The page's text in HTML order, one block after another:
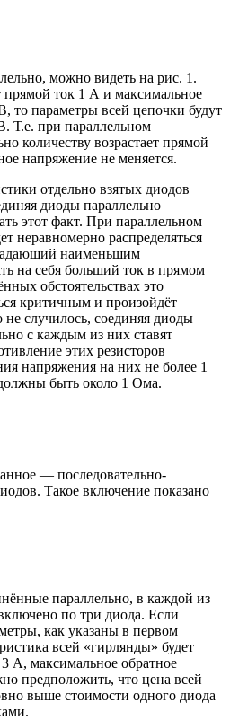
можно видеть на рис. 1.
ток 1 А и максимальное
то параметры всей цепочки будут
Т.е. при параллельном
количеству возрастает прямой
напряжение не меняется.
отдельно взятых диодов
диоды параллельно
этот факт. При параллельном
неравномерно распределяться
наименьшим
на себя больший ток в прямом
обстоятельствах это
критичным и произойдёт
не случилось, соединяя диоды
с каждым из них ставят
этих резисторов
напряжения на них не более 1
быть около 1 Ома.
— последовательно-
Такое включение показано
параллельно, в каждой из
по три диода. Если
как указаны в первом
всей «гирлянды» будет
А, максимальное обратное
предположить, что цена всей
выше стоимости одного диода